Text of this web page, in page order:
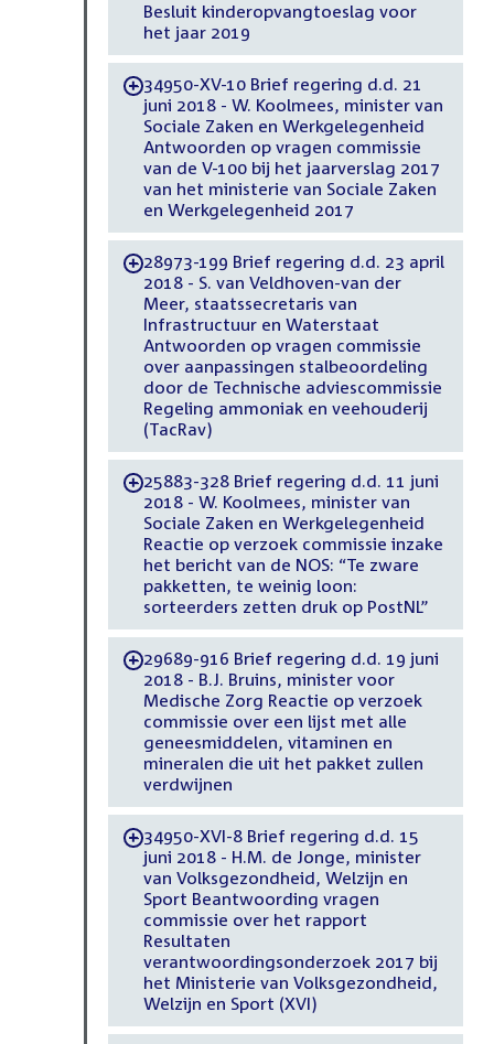
Besluit kinderopvangtoeslag voor
het jaar 2019
-34950-XV-10 Brief regering d.d. 21
juni 2018 - W. Koolmees, minister van
Sociale Zaken en Werkgelegenheid
Antwoorden op vragen commissie
van de V-100 bij het jaarverslag 2017
van het ministerie van Sociale Zaken
en Werkgelegenheid 2017
-28973-199 Brief regering d.d. 23 april
2018 - S. van Veldhoven-van der
Meer, staatssecretaris van
Infrastructuur en Waterstaat
Antwoorden op vragen commissie
over aanpassingen stalbeoordeling
door de Technische adviescommissie
Regeling ammoniak en veehouderij
(TacRav)
-25883-328 Brief regering d.d. 11 juni
2018 - W. Koolmees, minister van
Sociale Zaken en Werkgelegenheid
Reactie op verzoek commissie inzake
het bericht van de NOS: “Te zware
pakketten, te weinig loon:
sorteerders zetten druk op PostNL”
-29689-916 Brief regering d.d. 19 juni
2018 - B.J. Bruins, minister voor
Medische Zorg Reactie op verzoek
commissie over een lijst met alle
geneesmiddelen, vitaminen en
mineralen die uit het pakket zullen
verdwijnen
-34950-XVI-8 Brief regering d.d. 15
juni 2018 - H.M. de Jonge, minister
van Volksgezondheid, Welzijn en
Sport Beantwoording vragen
commissie over het rapport
Resultaten
verantwoordingsonderzoek 2017 bij
het Ministerie van Volksgezondheid,
Welzijn en Sport (XVI)